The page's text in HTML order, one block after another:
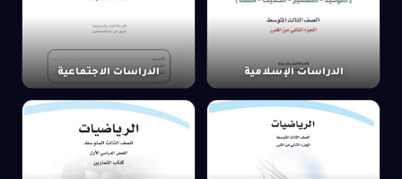
الدراسات الإسلامية الدراسات الاجتماعية